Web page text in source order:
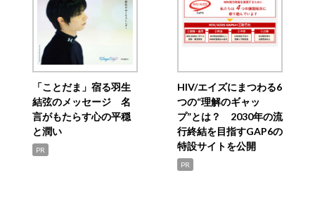
「ことだま」宿る羽生
結弦のメッセージ 名
言がもたらす心の平穏
と潤い
PR
HIV/エイズにまつわる6
つの“理解のギャッ
プ”とは？ 2030年の流
行終結を目指すGAP6の
特設サイトを公開
PR